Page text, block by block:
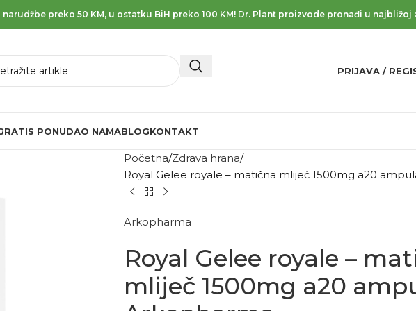
preko 50 KM, u ostatku BiH preko 100 KM! Dr. Plant proizvode pronađi u najbližoj
PRIJAVA /
PONUDAO NAMABLOGKONTAKT
Početna Zdrava hrana
Royal Gelee royale – matična mliječ 1500mg a20
Arkopharma
Royal Gelee royale –
mliječ 1500mg a20